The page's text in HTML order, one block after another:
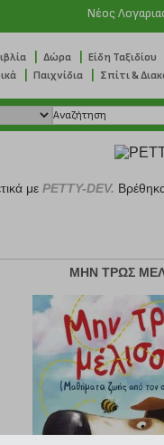
Νέος
Δώρα Είδη Ταξιδίου
Παιχνίδια Σπίτι &
με PETTY-DEV.
ΜΗΝ ΤΡΩΣ